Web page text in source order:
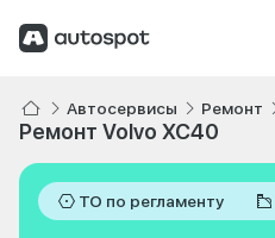
Автосервисы Ремонт
Ремонт Volvo XC40
ТО по регламенту